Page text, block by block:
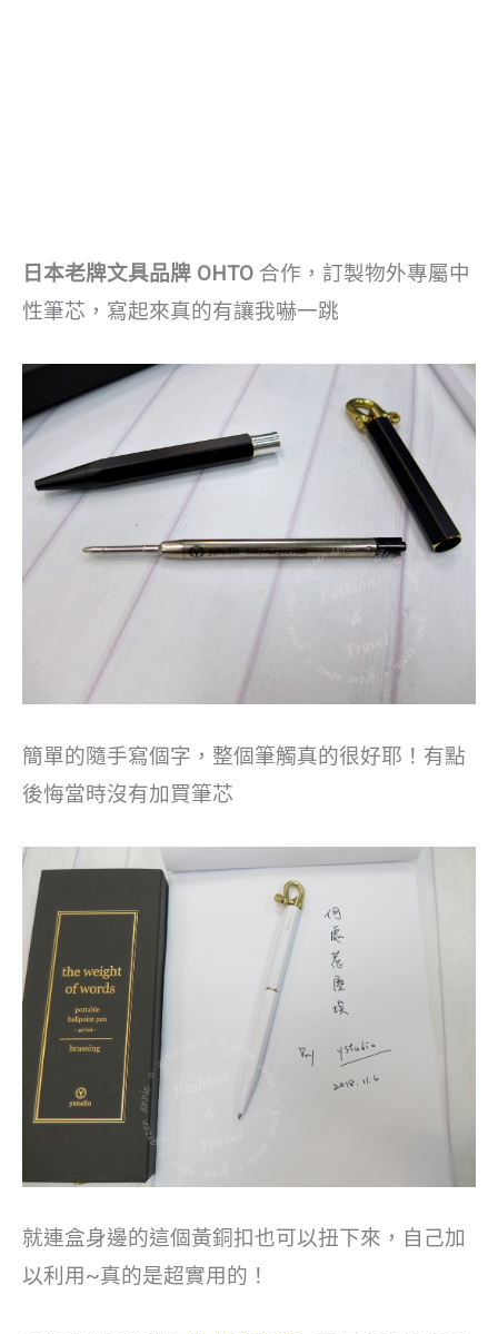
日本老牌文具品牌 OHTO 合作，訂製物外專屬中
性筆芯，寫起來真的有讓我嚇一跳
簡單的隨手寫個字，整個筆觸真的很好耶！有點
後悔當時沒有加買筆芯
就連盒身邊的這個黃銅扣也可以扭下來，自己加
以利用~真的是超實用的！